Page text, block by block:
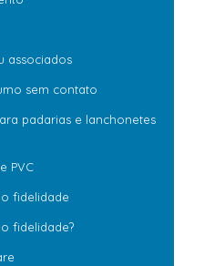
associados
sem contato
padarias e lanchonetes
PVC
fidelidade
fidelidade?